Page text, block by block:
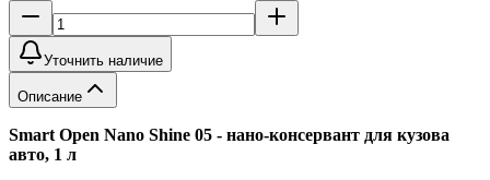
Уточнить наличие
Описание
Smart Open Nano Shine 05 - нано-консервант для кузова
авто, 1 л